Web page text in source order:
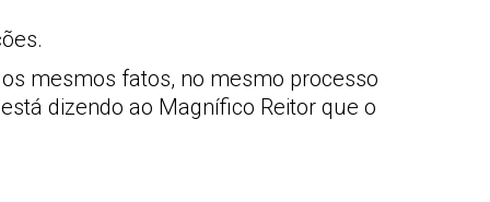
mesmos fatos, no mesmo processo
dizendo ao Magnífico Reitor que o